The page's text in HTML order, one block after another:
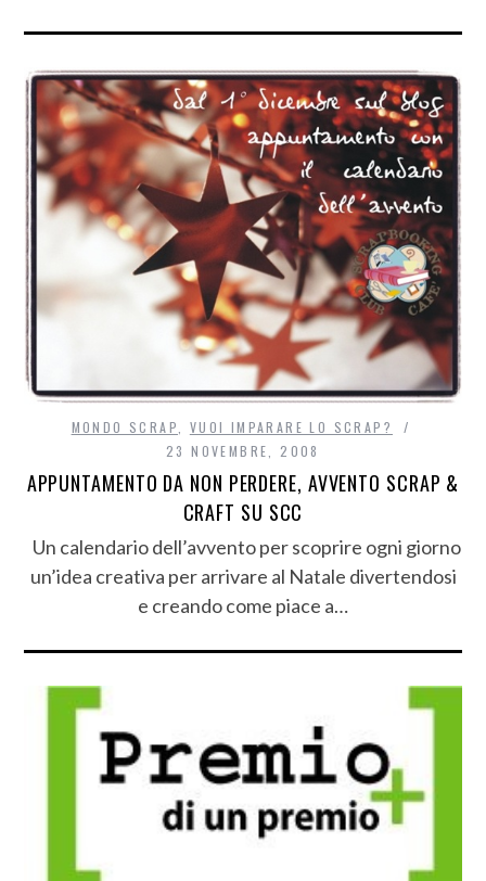
MONDO SCRAP
VUOI IMPARARE LO SCRAP?
23 NOVEMBRE, 2008
APPUNTAMENTO DA NON PERDERE, AVVENTO SCRAP &
CRAFT SU SCC
Un calendario dell’avvento per scoprire ogni giorno
un’idea creativa per arrivare al Natale divertendosi
e creando come piace a…